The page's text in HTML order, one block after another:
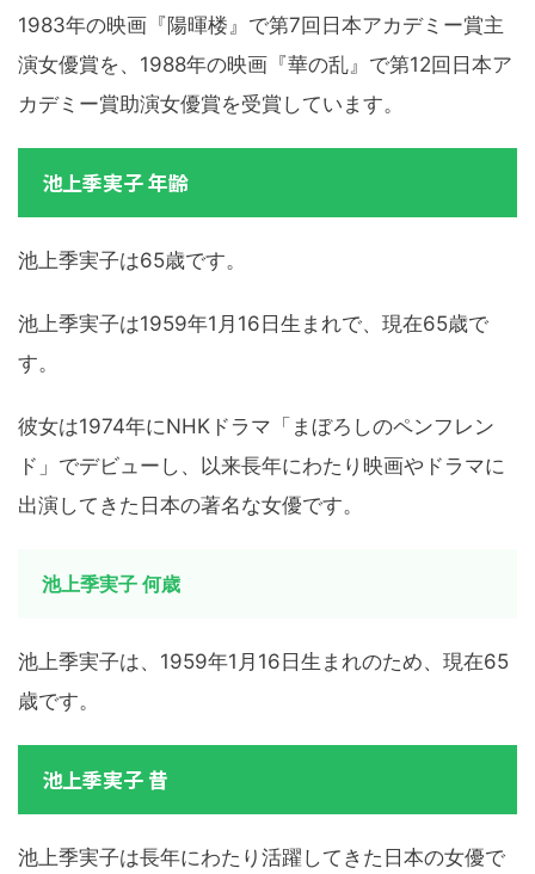
1983年の映画『陽暉楼』で第7回日本アカデミー賞主
演女優賞を、1988年の映画『華の乱』で第12回日本ア
カデミー賞助演女優賞を受賞しています。
池上季実子 年齢
池上季実子は65歳です。
池上季実子は1959年1月16日生まれで、現在65歳で
す。
彼女は1974年にNHKドラマ「まぼろしのペンフレン
ド」でデビューし、以来長年にわたり映画やドラマに
出演してきた日本の著名な女優です。
池上季実子 何歳
池上季実子は、1959年1月16日生まれのため、現在65
歳です。
池上季実子 昔
池上季実子は長年にわたり活躍してきた日本の女優で